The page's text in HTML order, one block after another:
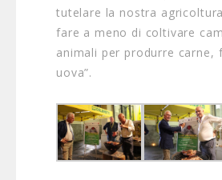
tutelare la nostra
fare a meno di coltivare
animali per produrre carne,
uova”.